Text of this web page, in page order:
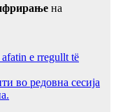
на
e rregullt të
редовна сесија